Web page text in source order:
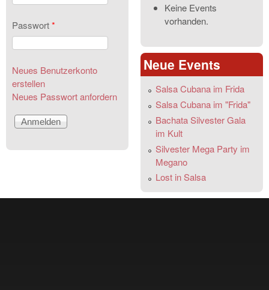
Passwort*
Neues Benutzerkonto
erstellen
Neues Passwort anfordern
Keine Events
vorhanden.
Neue Events
Salsa Cubana im Frida
Salsa Cubana im "Frida"
Bachata Silvester Gala
im Kult
Silvester Mega Party im
Megano
Lost in Salsa